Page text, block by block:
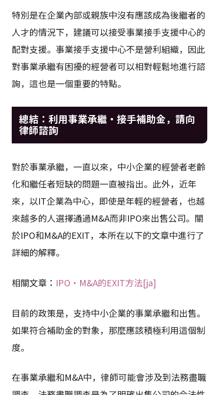
特別是在企業內部或親族中沒有應該成為後繼者的
人才的情況下，建議可以接受事業接手支援中心的
配對支援。事業接手支援中心不是營利組織，因此
對事業承繼有困擾的經營者可以相對輕鬆地進行諮
詢，這也是一個重要的特點。
總結：利用事業承繼・接手補助金，請向
律師諮詢
對於事業承繼，一直以來，中小企業的經營者老齡
化和繼任者短缺的問題一直被指出。此外，近年
來，以IT企業為中心，即使是年輕的經營者，也越
來越多的人選擇通過M&A而非IPO來出售公司。關
於IPO和M&A的EXIT，本所在以下的文章中進行了
詳細的解釋。
相關文章： IPO・M&A的EXIT方法[ja]
目前的政策是，支持中小企業的事業承繼和出售。
如果符合補助金的對象，那麼應該積極利用這個制
度。
在事業承繼和M&A中，律師可能會涉及到法務盡職